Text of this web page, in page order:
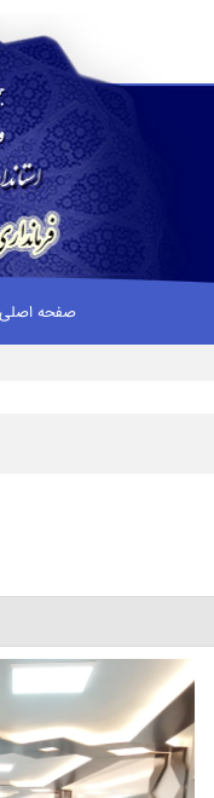
صفحه اصلی